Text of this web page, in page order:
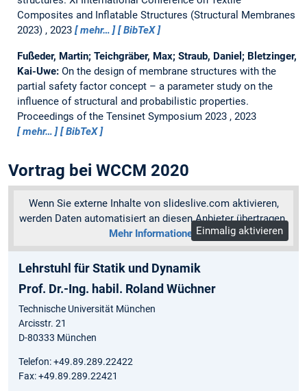
Composites and Inflatable Structures (Structural Membranes
2023) , 2023
mehr… BibTeX
Fußeder, Martin; Teichgräber, Max; Straub, Daniel; Bletzinger,
Kai-Uwe: On the design of membrane structures with the
partial safety factor concept – a parameter study on the
influence of structural and probabilistic properties.
Proceedings of the Tensinet Symposium 2023 , 2023
mehr…
BibTeX
Vortrag bei WCCM 2020
Wenn Sie externe Inhalte von slideslive.com aktivieren,
werden Daten automatisiert an diesen Anbieter übertragen.
Mehr InformationenEinmalig aktivieren
Lehrstuhl für Statik und Dynamik
Prof. Dr.-Ing. habil. Roland Wüchner
Technische Universität München
Arcisstr. 21
D-80333 München
Telefon: +49.89.289.22422
Fax: +49.89.289.22421